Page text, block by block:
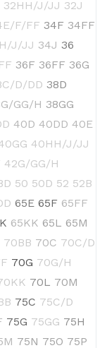
32HH/J/JJ 32J
F/FF 34F 34FF
J/JJ 34J 36
36F 36FF 36G
D/DD 38D
GG/H 38GG
40D 40DD 40E
40HH/J/JJ
42G/GG/H
50 50D 52 52B
65E 65F 65FF
65KK 65L 65M
70BB 70C 70C/D
70G 70G/H
70L 70M
75C 75C/D
75G 75GG 75H
75N 75O 75P